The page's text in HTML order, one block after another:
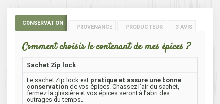
CONSERVATION
PROVENANCE PRODUCTEUR 3 AVIS
Comment choisir le contenant de mes épices ?
Sachet Zip lock
Le sachet Zip lock est pratique et assure une bonne
conservation de vos épices. Chassez l’air du sachet,
fermez la glissière et vos épices seront à l’abri des
outrages du temps..